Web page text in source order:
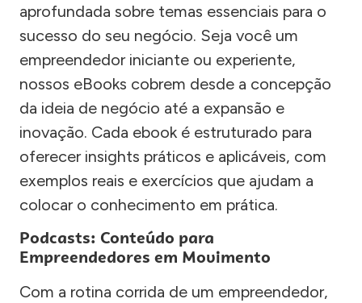
aprofundada sobre temas essenciais para o
sucesso do seu negócio. Seja você um
empreendedor iniciante ou experiente,
nossos eBooks cobrem desde a concepção
da ideia de negócio até a expansão e
inovação. Cada ebook é estruturado para
oferecer insights práticos e aplicáveis, com
exemplos reais e exercícios que ajudam a
colocar o conhecimento em prática.
Podcasts: Conteúdo para
Empreendedores em Movimento
Com a rotina corrida de um empreendedor,